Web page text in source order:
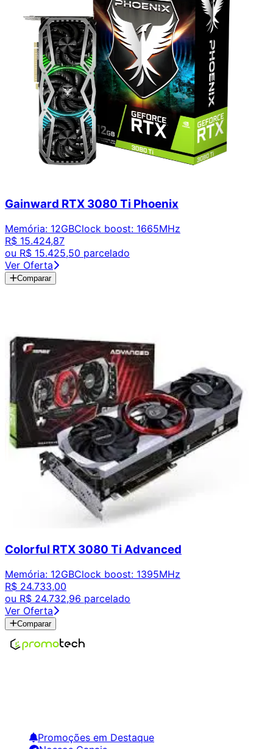
Gainward RTX 3080 Ti Phoenix
Memória: 12GBClock boost: 1665MHz
R$ 15.424,87
ou R$ 15.425,50 parcelado
Ver Oferta
Comparar
Colorful RTX 3080 Ti Advanced
Memória: 12GBClock boost: 1395MHz
R$ 24.733,00
ou R$ 24.732,96 parcelado
Ver Oferta
Comparar
Promoções em Destaque